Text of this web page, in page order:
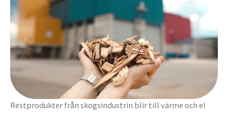
Restprodukter från skogsindustrin blir till värme och el